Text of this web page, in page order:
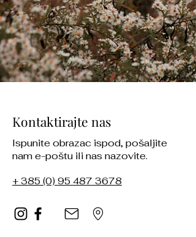
Kontaktirajte nas
Ispunite obrazac ispod, pošaljite
nam e-poštu ili nas nazovite.
+ 385 (0) 95 487 3678